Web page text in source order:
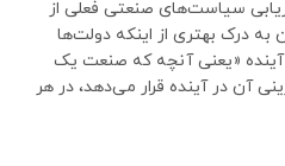
سیاست‌های صنعتی فعلی از
درک بهتری از اینکه دولت‌ها
آینده «یعنی آنچه که صنعت یک
آن در آینده قرار می‌دهد، در هر